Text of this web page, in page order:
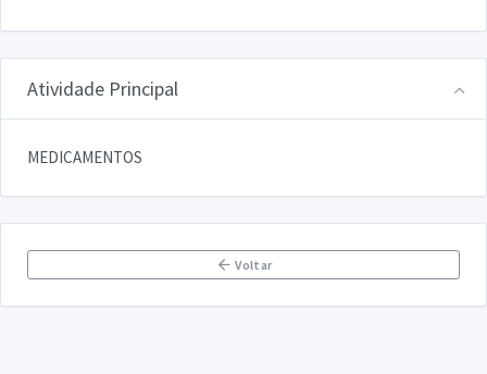
Atividade Principal
MEDICAMENTOS
Voltar